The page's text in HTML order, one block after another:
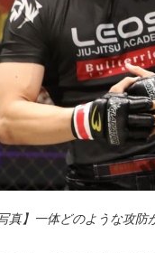
写真】一体どのような攻